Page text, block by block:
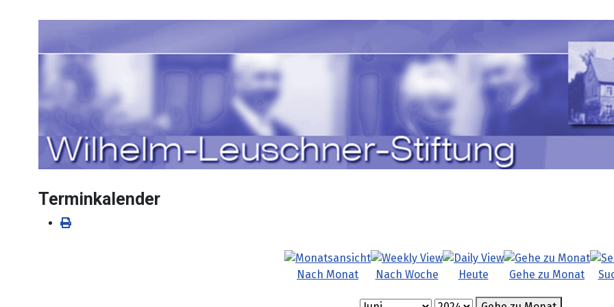
Terminkalender
Nach Monat Nach Woche Heute Gehe zu Monat